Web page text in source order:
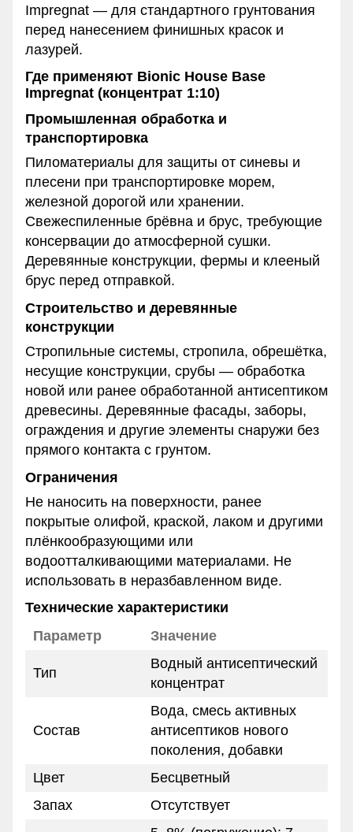
Impregnat — для стандартного грунтования
перед нанесением финишных красок и
лазурей.
Где применяют Bionic House Base
Impregnat (концентрат 1:10)
Промышленная обработка и
транспортировка
Пиломатериалы для защиты от синевы и
плесени при транспортировке морем,
железной дорогой или хранении.
Свежеспиленные брёвна и брус, требующие
консервации до атмосферной сушки.
Деревянные конструкции, фермы и клееный
брус перед отправкой.
Строительство и деревянные
конструкции
Стропильные системы, стропила, обрешётка,
несущие конструкции, срубы — обработка
новой или ранее обработанной антисептиком
древесины. Деревянные фасады, заборы,
ограждения и другие элементы снаружи без
прямого контакта с грунтом.
Ограничения
Не наносить на поверхности, ранее
покрытые олифой, краской, лаком и другими
плёнкообразующими или
водоотталкивающими материалами. Не
использовать в неразбавленном виде.
Технические характеристики
Параметр
Значение
Тип
Водный антисептический
концентрат
Состав
Вода, смесь активных
антисептиков нового
поколения, добавки
Цвет
Бесцветный
Запах
Отсутствует